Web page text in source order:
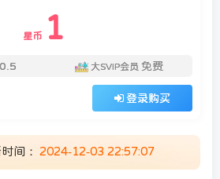
星币 1
0.5 大SVIP会员 免费
登录购买
间： 2024-12-03 22:57:07
找回密码|免密登录